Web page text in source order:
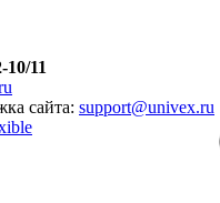
10/11
сайта: support@univex.ru